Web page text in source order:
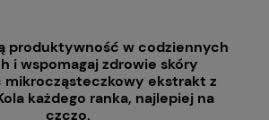
produktywność w codziennych
i wspomagaj zdrowie skóry
mikrocząsteczkowy ekstrakt z
każdego ranka, najlepiej na
czczo.